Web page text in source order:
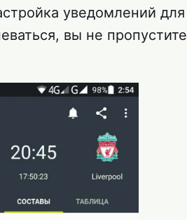
уведомлений для
вы не пропустите